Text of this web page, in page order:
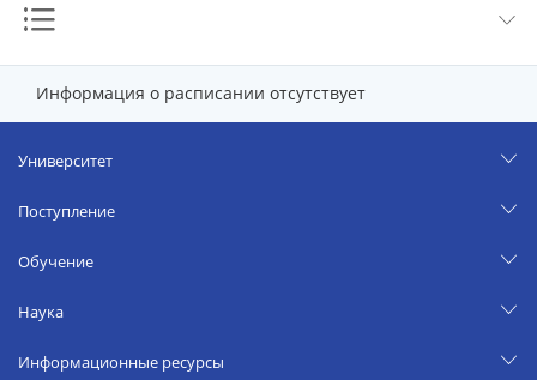
Информация о расписании отсутствует
Университет
Поступление
Обучение
Наука
Информационные ресурсы